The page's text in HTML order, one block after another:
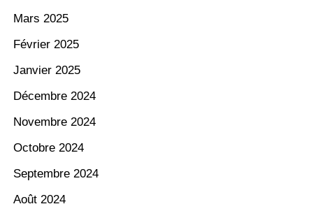
Mars 2025
Février 2025
Janvier 2025
Décembre 2024
Novembre 2024
Octobre 2024
Septembre 2024
Août 2024